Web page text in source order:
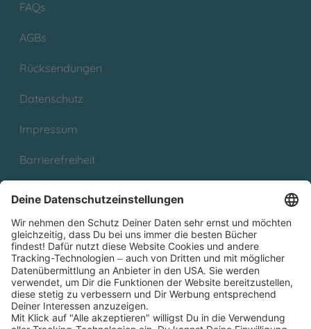
FAQs
AGBs
Rücksendungen
Datenschutz
Impressum
Barrierefreiheit
Partnerprogramm (Affiliate)
Folge uns auf